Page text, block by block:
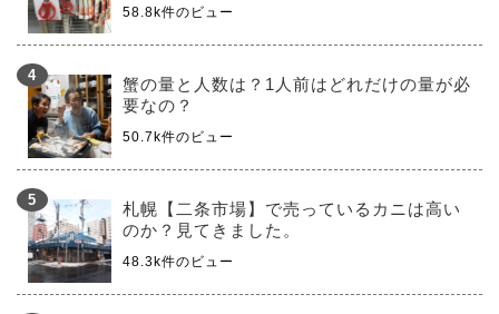
58.8k件のビュー
蟹の量と人数は？1人前はどれだけの量が必
要なの？
50.7k件のビュー
札幌【二条市場】で売っているカニは高い
のか？見てきました。
48.3k件のビュー